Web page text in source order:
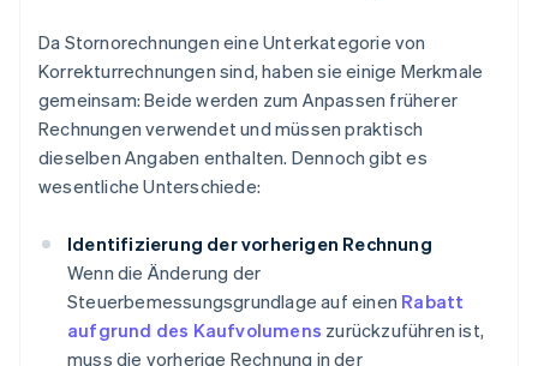
Da Stornorechnungen eine Unterkategorie von
Korrekturrechnungen sind, haben sie einige Merkmale
gemeinsam: Beide werden zum Anpassen früherer
Rechnungen verwendet und müssen praktisch
dieselben Angaben enthalten. Dennoch gibt es
wesentliche Unterschiede:
Identifizierung der vorherigen Rechnung
Wenn die Änderung der
Steuerbemessungsgrundlage auf einen Rabatt
aufgrund des Kaufvolumens zurückzuführen ist,
muss die vorherige Rechnung in der